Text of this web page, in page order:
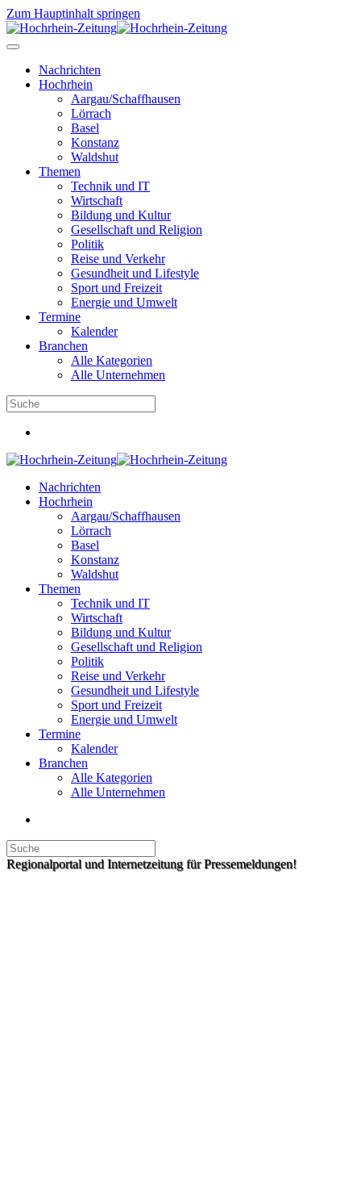
Zum Hauptinhalt springen
Nachrichten
Hochrhein
Aargau/Schaffhausen
Lörrach
Basel
Konstanz
Waldshut
Themen
Technik und IT
Wirtschaft
Bildung und Kultur
Gesellschaft und Religion
Politik
Reise und Verkehr
Gesundheit und Lifestyle
Sport und Freizeit
Energie und Umwelt
Termine
Kalender
Branchen
Alle Kategorien
Alle Unternehmen
Nachrichten
Hochrhein
Aargau/Schaffhausen
Lörrach
Basel
Konstanz
Waldshut
Themen
Technik und IT
Wirtschaft
Bildung und Kultur
Gesellschaft und Religion
Politik
Reise und Verkehr
Gesundheit und Lifestyle
Sport und Freizeit
Energie und Umwelt
Termine
Kalender
Branchen
Alle Kategorien
Alle Unternehmen
Regionalportal und Internetzeitung für Pressemeldungen!